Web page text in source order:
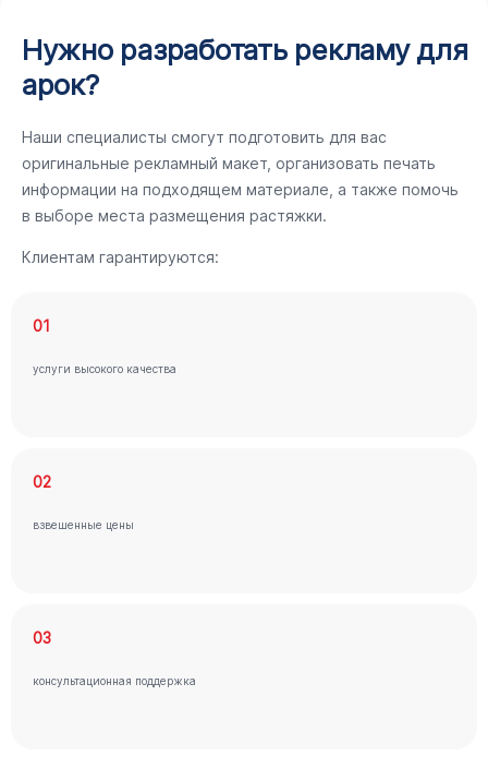
Нужно разработать рекламу для
арок?
Наши специалисты смогут подготовить для вас
оригинальные рекламный макет, организовать печать
информации на подходящем материале, а также помочь
в выборе места размещения растяжки.
Клиентам гарантируются:
01
услуги высокого качества
02
взвешенные цены
03
консультационная поддержка